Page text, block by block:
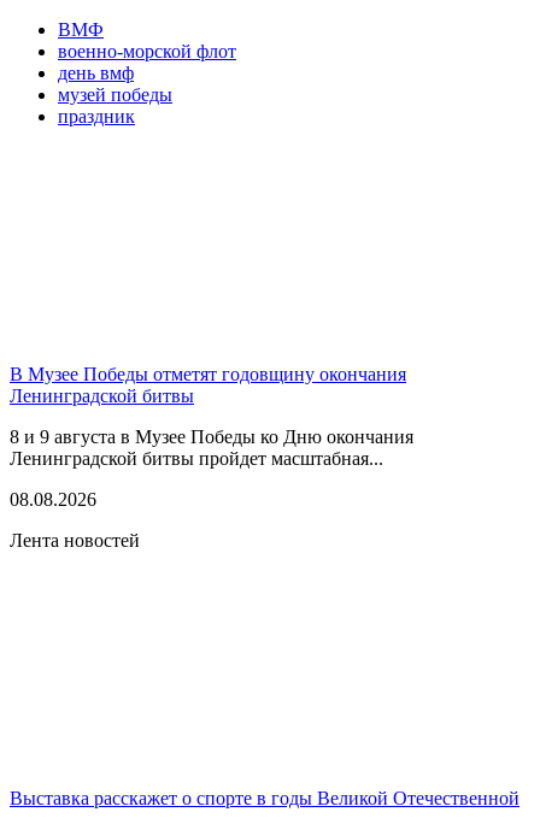
ВМФ
военно-морской флот
день вмф
музей победы
праздник
В Музее Победы отметят годовщину окончания
Ленинградской битвы
8 и 9 августа в Музее Победы ко Дню окончания
Ленинградской битвы пройдет масштабная...
08.08.2026
Лента новостей
Выставка расскажет о спорте в годы Великой Отечественной